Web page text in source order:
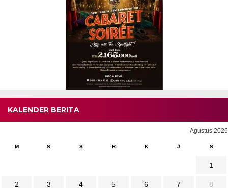
KALENDER BERITA
Agustus 2026
M S S R K J S
1
2 3 4 5 6 7 8